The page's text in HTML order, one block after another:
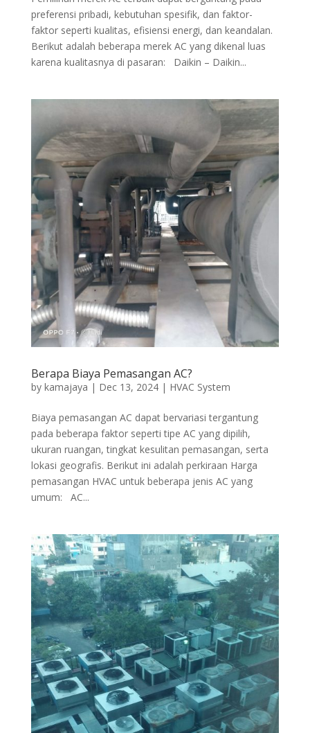
preferensi pribadi, kebutuhan spesifik, dan faktor-
faktor seperti kualitas, efisiensi energi, dan keandalan.
Berikut adalah beberapa merek AC yang dikenal luas
karena kualitasnya di pasaran: Daikin – Daikin...
Berapa Biaya Pemasangan AC?
by kamajaya | Dec 13, 2024| HVAC System
Biaya pemasangan AC dapat bervariasi tergantung
pada beberapa faktor seperti tipe AC yang dipilih,
ukuran ruangan, tingkat kesulitan pemasangan, serta
lokasi geografis. Berikut ini adalah perkiraan Harga
pemasangan HVAC untuk beberapa jenis AC yang
umum: AC...